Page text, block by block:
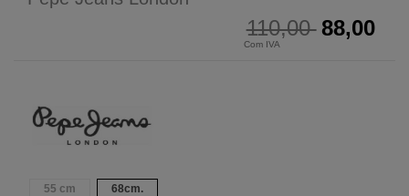
110,0088,00
Com IVA
55 cm 68cm.